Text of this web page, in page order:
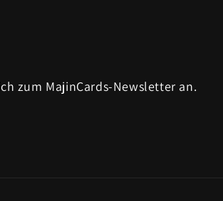
zum MajinCards-Newsletter an.